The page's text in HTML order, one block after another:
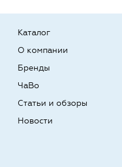
Каталог
О компании
Бренды
ЧаВо
Статьи и обзоры
Новости